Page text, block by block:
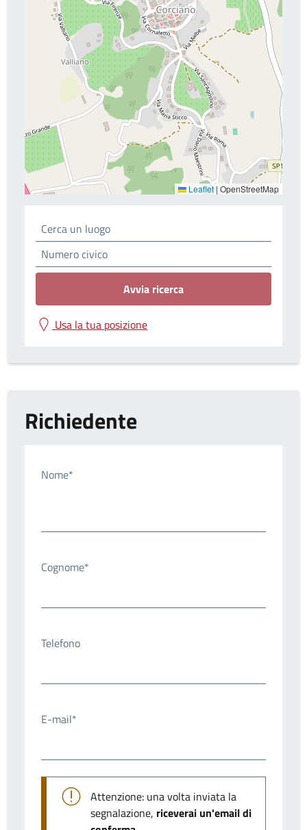
Leaflet | OpenStreetMap
Avvia ricerca
Usa la tua posizione
Richiedente
Nome*
Cognome*
Telefono
E-mail*
Attenzione: una volta inviata la
segnalazione, riceverai un'email di